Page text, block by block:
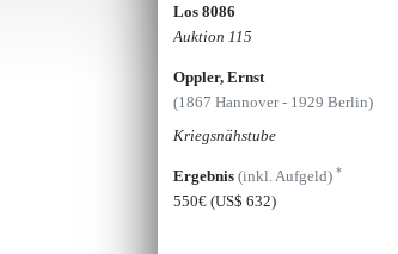
Los 8086
Auktion 115
Oppler, Ernst
(1867 Hannover - 1929 Berlin)
Kriegsnähstube
Ergebnis(inkl. Aufgeld)*
550€(US$ 632)